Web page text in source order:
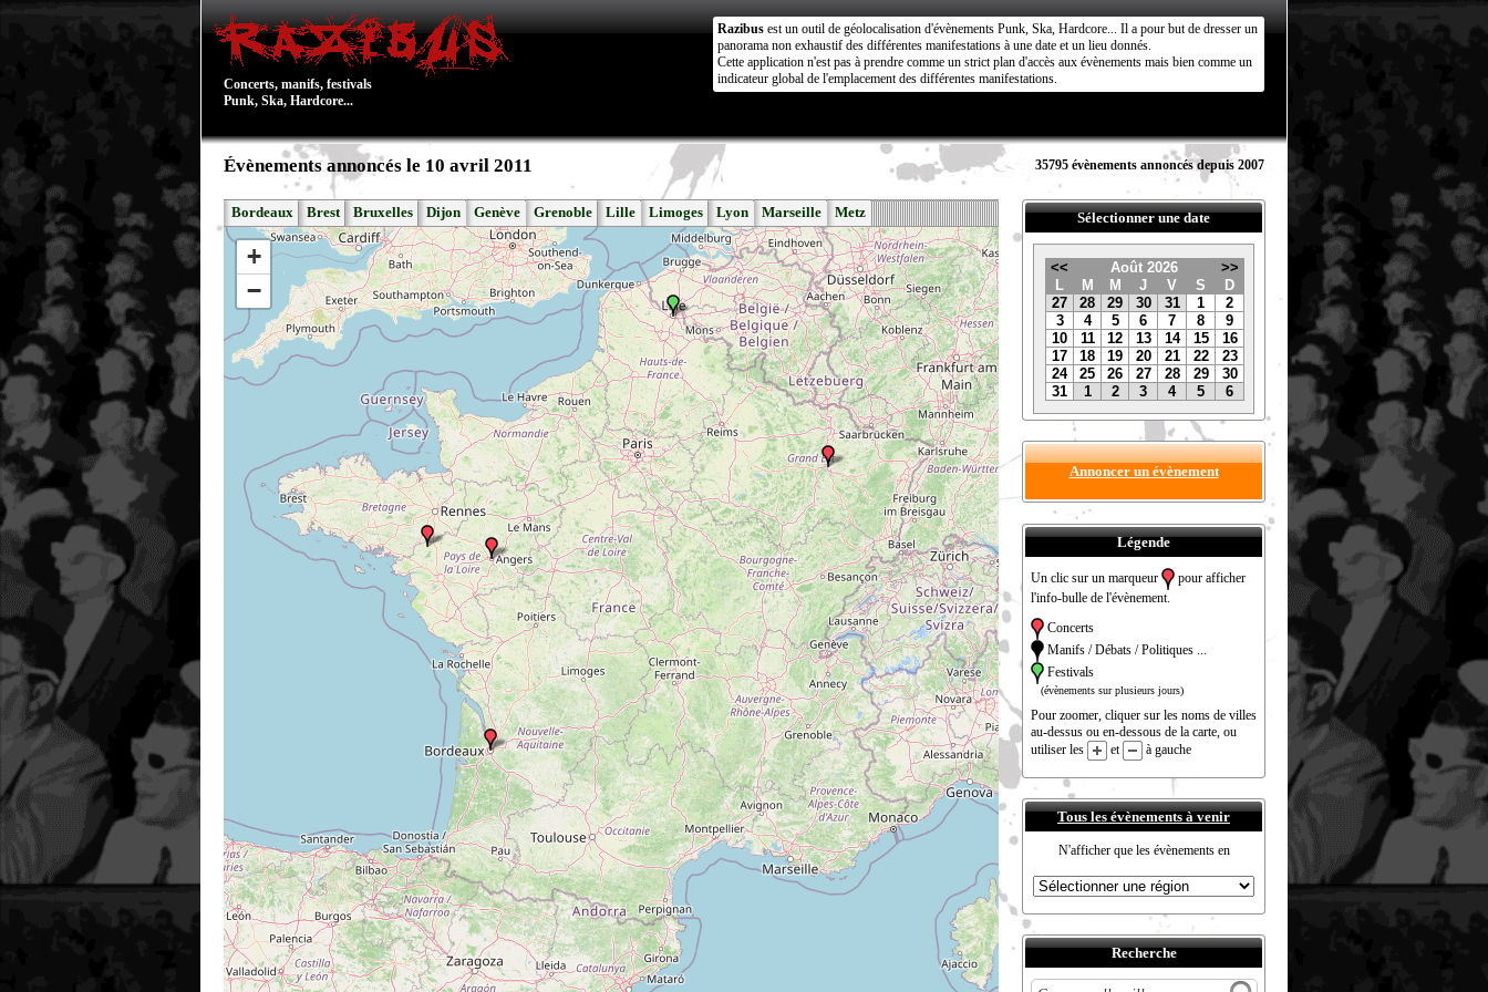
Concerts, manifs, festivals
Punk, Ska, Hardcore...
Razibus est un outil de géolocalisation d'évènements Punk, Ska, Hardcore... Il a pour but de dresser un
panorama non exhaustif des différentes manifestations à une date et un lieu donnés.
Cette application n'est pas à prendre comme un strict plan d'accès aux évènements mais bien comme un
indicateur global de l'emplacement des différentes manifestations.
Évènements annoncés le 10 avril 2011 35795 évènements annoncés depuis 2007
Bordeaux Brest Bruxelles Dijon Genève Grenoble Lille Limoges Lyon Marseille Metz
+
−
Sélectionner une date
<< Août 2026
>>
L
M M J V S
D
27
28 29 30 31 1
2
3
4 5 6 7 8
9
10
11 12 13 14 15
16
17
18 19 20 21 22
23
24
25 26 27 28 29
30
31
1 2 3 4 5 6
Annoncer un évènement
Légende
Un clic sur un marqueur
pour afficher
l'info-bulle de l'évènement.
Concerts
Manifs / Débats / Politiques ...
Festivals
(évènements sur plusieurs jours)
Pour zoomer, cliquer sur les noms de villes
au-dessus ou en-dessous de la carte, ou
utiliser les
et à gauche
Tous les évènements à venir
N'afficher que les évènements en
Recherche